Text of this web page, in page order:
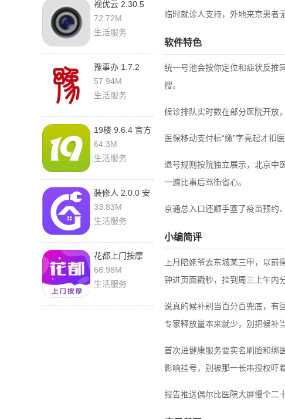
视优云 2.30.5
安卓版
72.72M
生活服务
豫事办 1.7.2
57.94M
生活服务
19楼 9.6.4 官方
版
64.3M
生活服务
装修人 2.0.0 安
卓版
33.83M
生活服务
花都上门按摩
3.0.9 官方版
68.98M
生活服务
临时就诊人支持，外地来京患者
软件特色
统一号池会按你定位和症状反推
搜。
候诊排队实时数在部分医院开放
医保移动支付标“缴”字亮起才扣
退号规则按院独立展示，北京中
一遍比事后骂街省心。
京通总入口还顺手塞了疫苗预约
小编简评
上月陪姥爷去东城某三甲，以
钟进页面戳秒，挂到周三上午内
说真的候补别当百分百兜底，有
专家释放量本来就少，别把候补
首次进健康服务要实名刷脸和绑
影响挂号，别被那一长串授权吓
报告推送偶尔比医院大屏慢个二